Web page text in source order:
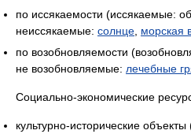
по иссякаемости (иссякаемые:
неиссякаемые: солнце морская
по возобновляемости
не возобновляемые: лечебные
Социально-экономические
культурно-исторические